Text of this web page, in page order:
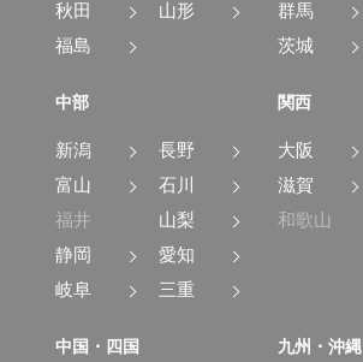
秋田
山形
福島
群馬
茨城
中部
新潟
長野
富山
石川
福井
山梨
静岡
愛知
岐阜
三重
関西
大阪
滋賀
和歌山
中国・四国 九州・沖縄